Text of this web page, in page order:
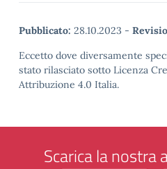
Pubblicato: 28.10.2023 -
Eccetto dove diversamente
stato rilasciato sotto Licenza
Attribuzione 4.0 Italia.
Scarica la nostra